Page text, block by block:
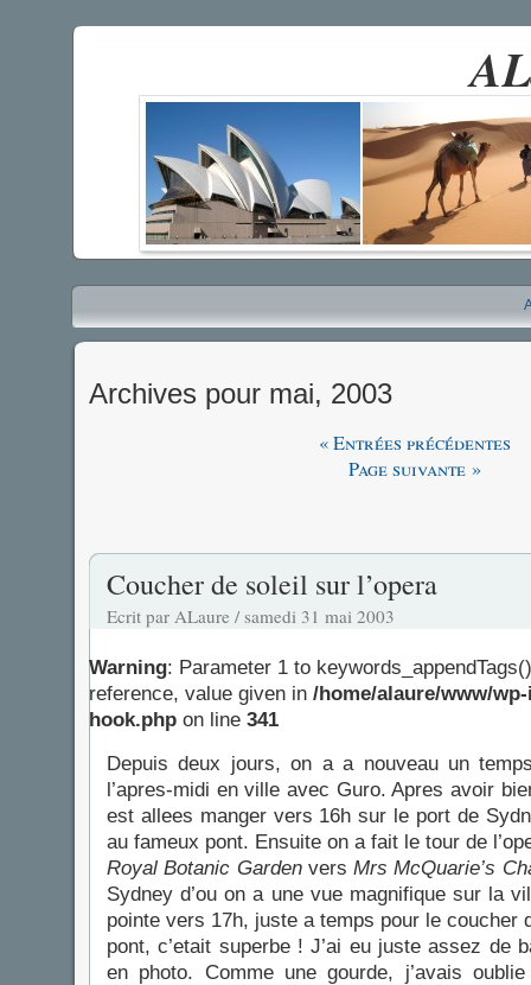
Archives pour mai, 2003
« Entrées précédentes
Page suivante »
Coucher de soleil sur l’opera
Ecrit par ALaure / samedi 31 mai 2003
Warning: Parameter 1 to
reference, value given in /home/alaure/www/
hook.php on line 341
Depuis deux jours, on a a nouveau un
l’apres-midi en ville avec Guro. Apres avoir
est allees manger vers 16h sur le port de
au fameux pont. Ensuite on a fait le tour de
Royal Botanic GardenversMrs McQuarie’s
Sydney d’ou on a une vue magnifique sur la
pointe vers 17h, juste a temps pour le coucher
pont, c’etait superbe ! J’ai eu juste assez de
en photo. Comme une gourde, j’avais